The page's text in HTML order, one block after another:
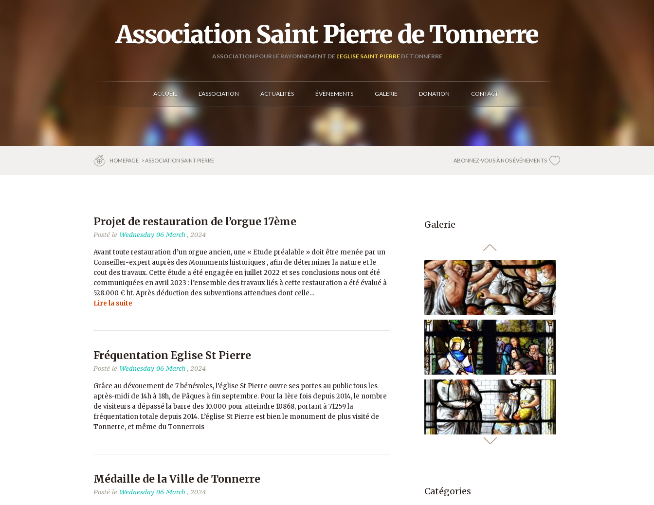
Association Saint Pierre de Tonnerre
ASSOCIATION POUR LE RAYONNEMENT DE L’EGLISE SAINT PIERREDE TONNERRE
ACCUEIL L’ASSOCIATION ACTUALITÉS ÉVÈNEMENTS GALERIE DONATION CONTACT
HOMEPAGE > ASSOCIATION SAINT PIERRE ABONNEZ-VOUS À NOS ÉVÉNEMENTS
Projet de restauration de l’orgue 17ème
Posté le Wednesday 06 March , 2024
Avant toute restauration d’un orgue ancien, une « Etude préalable » doit être menée par un
Conseiller-expert auprès des Monuments historiques , afin de déterminer la nature et le
cout des travaux. Cette étude a été engagée en juillet 2022 et ses conclusions nous ont été
communiquées en avril 2023 : l’ensemble des travaux liés à cette restauration a été évalué à
528.000 € ht. Après déduction des subventions attendues dont celle…
Lire la suite
Fréquentation Eglise St Pierre
Posté le Wednesday 06 March , 2024
Grâce au dévouement de 7 bénévoles, l’église St Pierre ouvre ses portes au public tous les
après-midi de 14h à 18h, de Pâques à fin septembre. Pour la 1ère fois depuis 2014, le nombre
de visiteurs a dépassé la barre des 10.000 pour atteindre 10868, portant à 71259 la
fréquentation totale depuis 2014. L’église St Pierre est bien le monument de plus visité de
Tonnerre, et même du Tonnerrois
Médaille de la Ville de Tonnerre
Posté le Wednesday 06 March , 2024
Galerie
Catégories